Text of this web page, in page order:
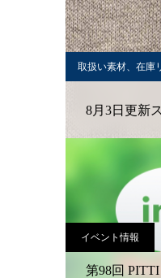
取扱い素材、在庫
8月3日更新
イベント情報
第98回